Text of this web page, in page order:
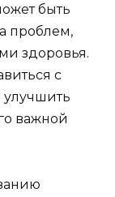
быть
проблем,
здоровья.
с
важной